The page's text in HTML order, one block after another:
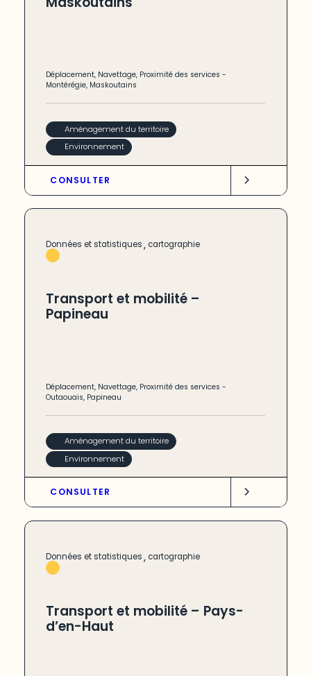
Déplacement, Navettage, Proximité des services -
Montérégie, Maskoutains
Aménagement du territoire
Environnement
CONSULTER
Données et statistiques, cartographie
Transport et mobilité –
Papineau
Déplacement, Navettage, Proximité des services -
Outaouais, Papineau
Aménagement du territoire
Environnement
CONSULTER
Données et statistiques, cartographie
Transport et mobilité – Pays-
d’en-Haut